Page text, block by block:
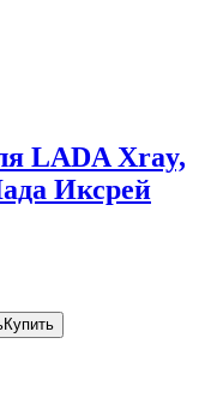
LADA Xray,
Иксрей
Купить